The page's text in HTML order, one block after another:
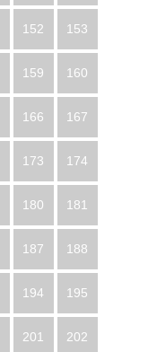
152 153
159 160
166 167
173 174
180 181
187 188
194 195
201 202